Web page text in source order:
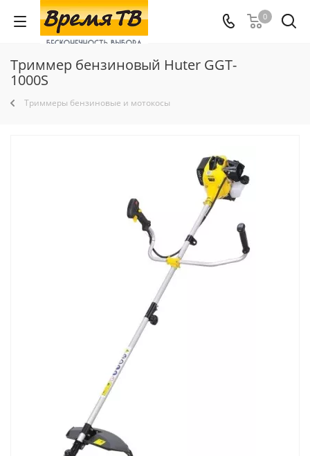
0
Триммер бензиновый Huter GGT-
1000S
Триммеры бензиновые и мотокосы